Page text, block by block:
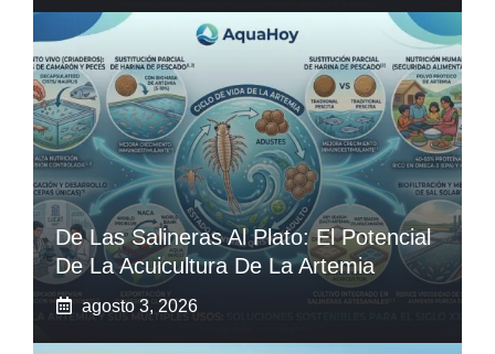
De Las Salineras Al Plato: El Potencial
De La Acuicultura De La Artemia
agosto 3, 2026